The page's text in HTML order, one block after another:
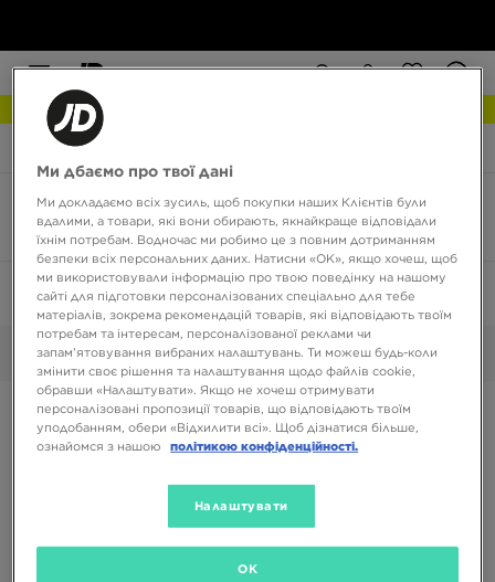
JD Sports
Timberland Euro Sprint Hiker колір золотистий
1 товар
Сортувати:Рекомендовані Фільтрувати
Обрані: Золотистий Очистити
Ми дбаємо про твої дані
Ми докладаємо всіх зусиль, щоб покупки наших Клієнтів були
вдалими, а товари, які вони обирають, якнайкраще відповідали
їхнім потребам. Водночас ми робимо це з повним дотриманням
безпеки всіх персональних даних. Натисни «OK», якщо хочеш, щоб
ми використовували інформацію про твою поведінку на нашому
сайті для підготовки персоналізованих спеціально для тебе
матеріалів, зокрема рекомендацій товарів, які відповідають твоїм
потребам та інтересам, персоналізованої реклами чи
запам’ятовування вибраних налаштувань. Ти можеш будь-коли
змінити своє рішення та налаштування щодо файлів cookie,
обравши «Налаштувати». Якщо не хочеш отримувати
персоналізовані пропозиції товарів, що відповідають твоїм
уподобанням, обери «Відхилити всі». Щоб дізнатися більше,
ознайомся з нашою
політикою конфіденційності.
Налаштувати
OK